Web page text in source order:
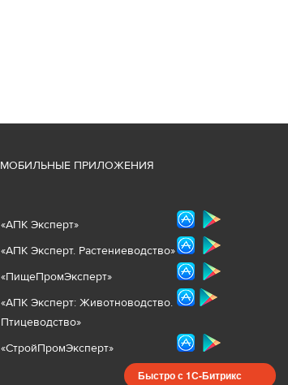
МОБИЛЬНЫЕ ПРИЛОЖЕНИЯ
«АПК Эксперт»
«АПК Эксперт. Растениеводство»
«ПищеПромЭксперт»
«АПК Эксперт: Животноводство.
Птицеводство»
«СтройПромЭксперт»
Быстро с 1С-Битрикс